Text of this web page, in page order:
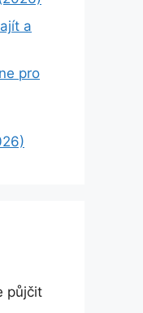
a
pro
půjčit